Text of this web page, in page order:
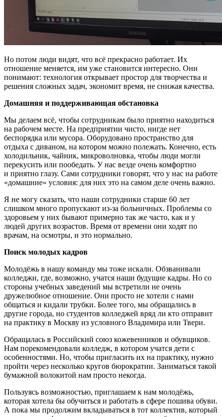
Но потом люди видят, что всё прекрасно работает. Их
отношение меняется, им уже становится интересно. Они
понимают: технология открывает простор для творчества и
решения сложных задач, экономит время, не снижая качества.
Домашняя и поддерживающая обстановка
Мы делаем всё, чтобы сотрудникам было приятно находиться
на рабочем месте. На предприятии чисто, нигде нет
беспорядка или мусора. Оборудовано пространство для
отдыха с диваном, на котором можно полежать. Конечно, есть
холодильник, чайник, микроволновка, чтобы люди могли
перекусить или пообедать. У нас везде очень комфортно
и приятно глазу. Сами сотрудники говорят, что у нас на работе
«домашние» условия: для них это на самом деле очень важно.
Я не могу сказать, что наши сотрудники старше 60 лет
слишком много пропускают из-за больничных. Проблемы со
здоровьем у них бывают примерно так же часто, как и у
людей других возрастов. Время от времени они ходят по
врачам, на осмотры, и это нормально.
Поиск молодых кадров
Молодёжь в нашу команду мы тоже искали. Обзванивали
колледжи, где, возможно, учатся наши будущие кадры. Но со
стороны учебных заведений мы встретили не очень
дружелюбное отношение. Они просто не хотели с нами
общаться и кидали трубки. Более того, мы обращались в
другие города, но студентов колледжей вряд ли кто отправит
на практику в Москву из условного Владимира или Твери.
Обращалась в Российский союз кожевенников и обувщиков.
Нам порекомендовали колледж, в котором учатся дети с
особенностями. Но, чтобы пригласить их на практику, нужно
пройти через несколько кругов бюрократии. Заниматься такой
бумажной волокитой нам просто некогда.
Пользуясь возможностью, приглашаем к нам молодёжь,
которая хотела бы обучиться и работать в сфере пошива обуви.
А пока мы продолжим вкладываться в тот коллектив, который